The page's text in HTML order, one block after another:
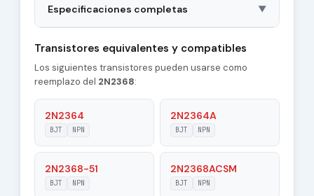
Especificaciones completas ▼
Polarity NPN
Material of
Transistor
Si
Frequency (ft)
400 MHz
Collector
4 pF
Transistores equivalentes y compatibles
Los siguientes transistores pueden usarse como
reemplazo del 2N2368:
2N2364
BJT NPN
2N2364A
BJT NPN
2N2368-51
BJT NPN
2N2368ACSM
BJT NPN